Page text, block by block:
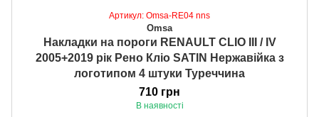
Артикул: Omsa-RE04 nns
Omsa
Накладки на пороги RENAULT CLIO III / IV
2005+2019 рік Рено Кліо SATIN Нержавійка з
логотипом 4 штуки Туреччина
710 грн
В наявності